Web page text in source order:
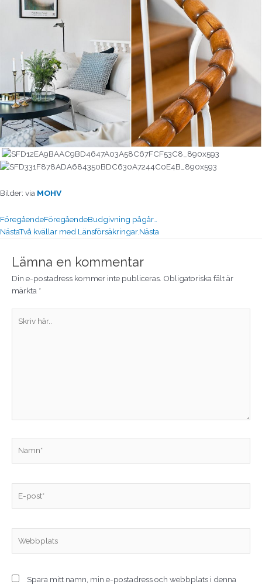
Bilder: via MOHV
FöregåendeFöregåendeBudgivning pågår…
NästaTvå kvällar med Länsförsäkringar.Nästa
Lämna en kommentar
Din e-postadress kommer inte publiceras. Obligatoriska fält är
märkta *
här..
post*
Spara mitt namn, min e-postadress och webbplats i denna